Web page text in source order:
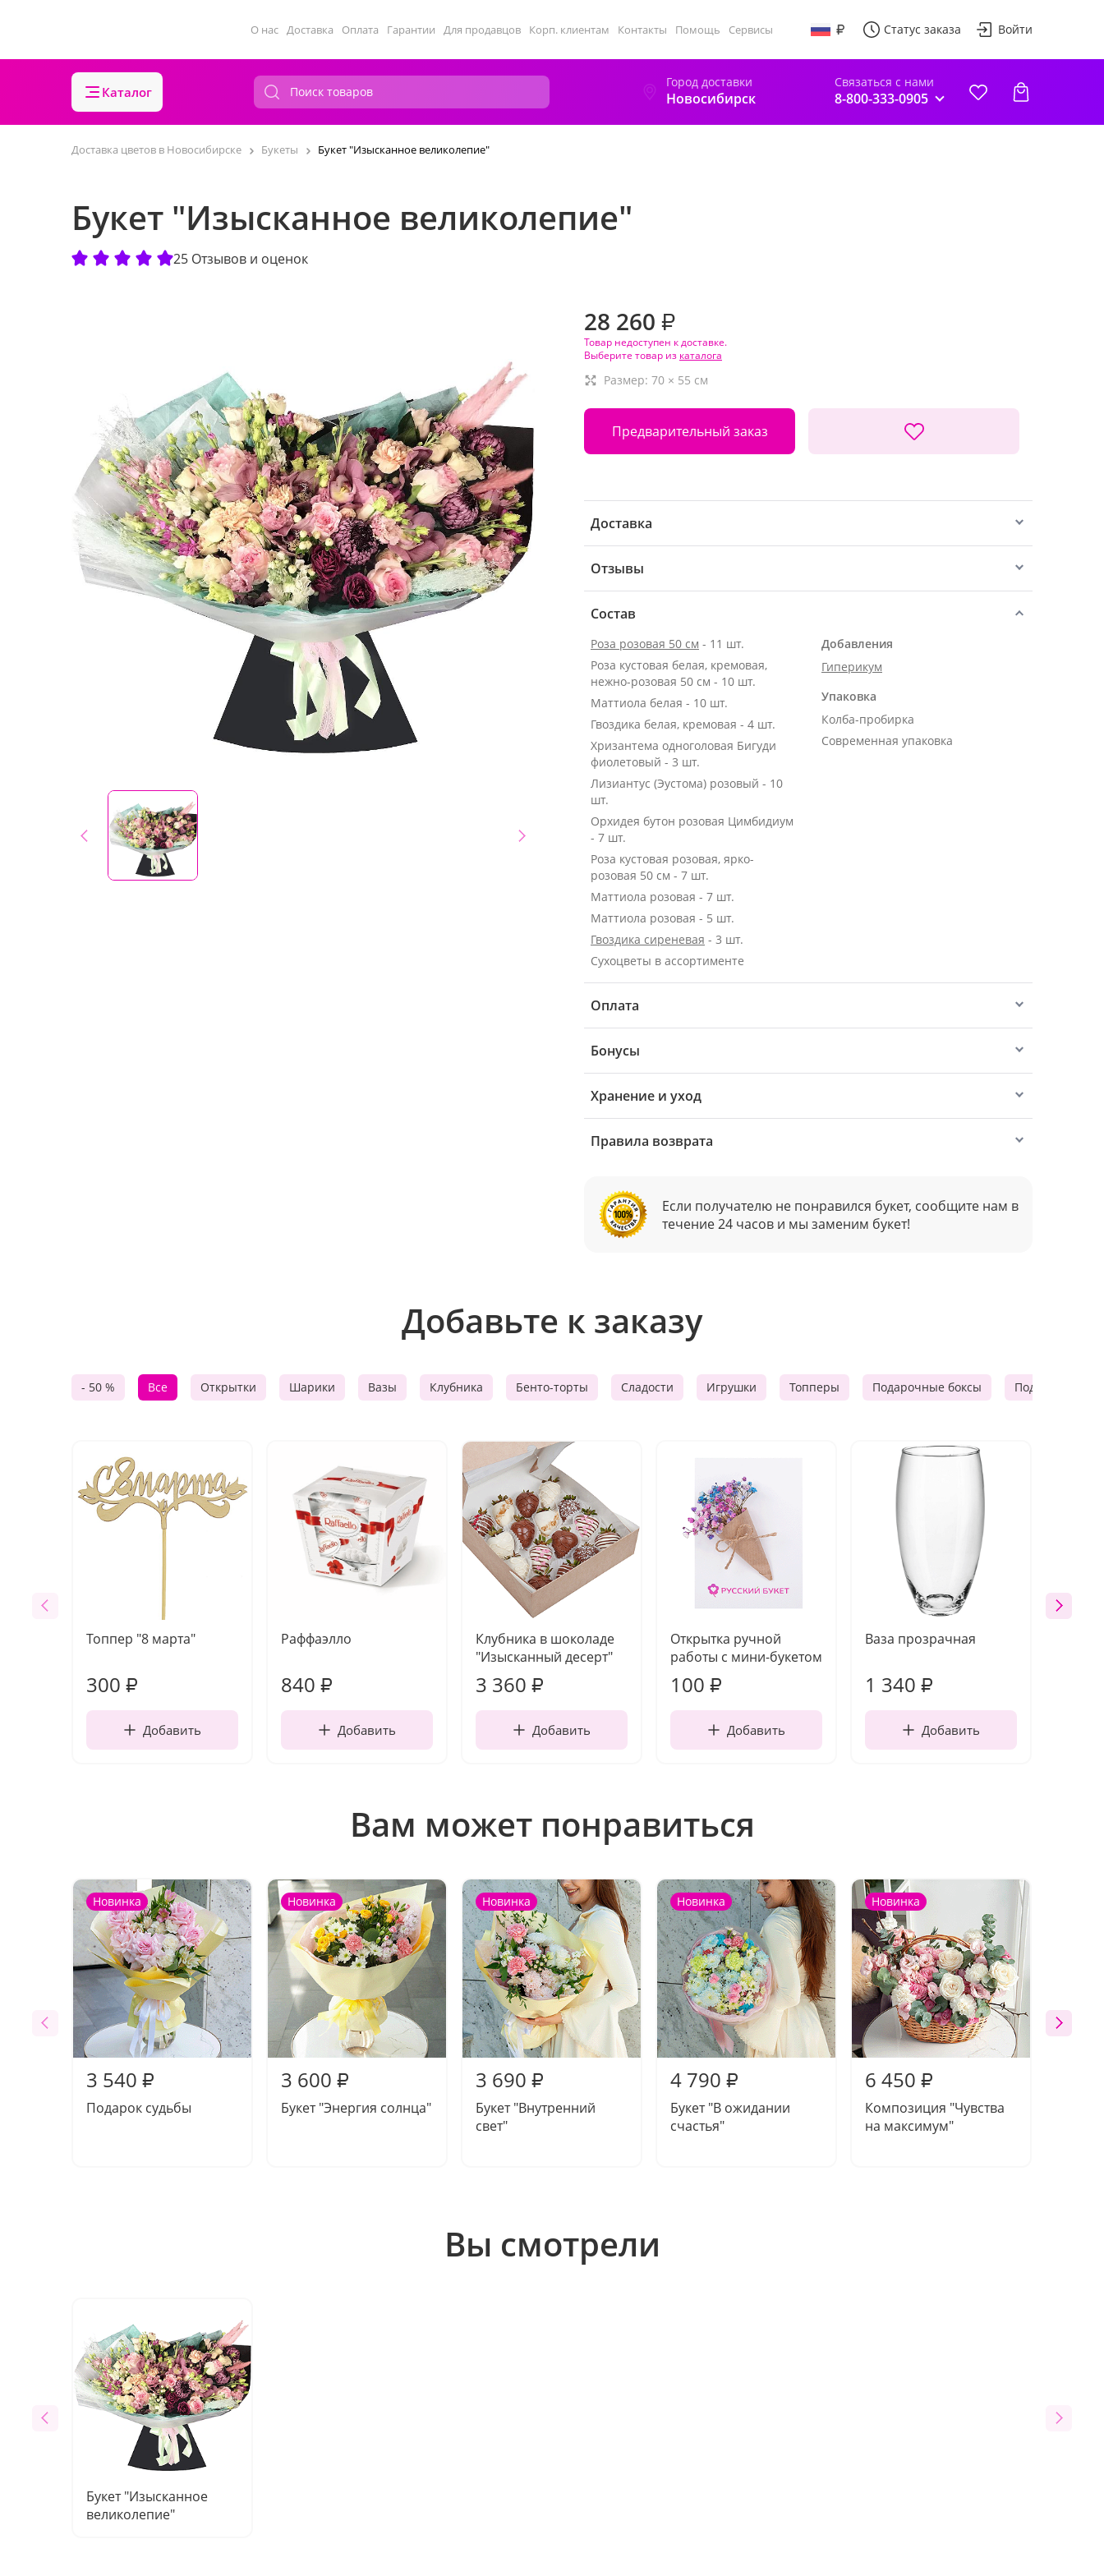
О нас Доставка Оплата Гарантии Для продавцов Корп. клиентам Контакты Помощь Сервисы Статус заказа Войти
Каталог
Город доставки
Новосибирск
Связаться с нами
8-800-333-0905
Доставка цветов в Новосибирске Букеты Букет "Изысканное великолепие"
Букет "Изысканное великолепие"
25 Отзывов и оценок
28 260 ₽
Товар недоступен к доставке.
Выберите товар из каталога
Размер: 70 × 55 см
Предварительный заказ
Доставка
Отзывы
Состав
Роза розовая 50 см - 11 шт.
Роза кустовая белая, кремовая,
нежно-розовая 50 см - 10 шт.
Маттиола белая - 10 шт.
Гвоздика белая, кремовая - 4 шт.
Хризантема одноголовая Бигуди
фиолетовый - 3 шт.
Лизиантус (Эустома) розовый - 10
шт.
Орхидея бутон розовая Цимбидиум
- 7 шт.
Роза кустовая розовая, ярко-
розовая 50 см - 7 шт.
Маттиола розовая - 7 шт.
Маттиола розовая - 5 шт.
Гвоздика сиреневая - 3 шт.
Сухоцветы в ассортименте
Добавления
Гиперикум
Упаковка
Колба-пробирка
Современная упаковка
Оплата
Бонусы
Хранение и уход
Правила возврата
Если получателю не понравился букет, сообщите нам в
течение 24 часов и мы заменим букет!
Добавьте к заказу
- 50 % Все Открытки Шарики Вазы Клубника Бенто-торты Сладости Игрушки Топперы Подарочные боксы Подарочные
Топпер "8 марта"
300 ₽
Добавить
Раффаэлло
840 ₽
Добавить
Клубника в шоколаде
"Изысканный десерт"
3 360 ₽
Добавить
Открытка ручной
работы с мини-букетом
100 ₽
Добавить
Ваза прозрачная
1 340 ₽
Добавить
Вам может понравиться
Новинка
3 540 ₽
Подарок судьбы
Новинка
3 600 ₽
Букет "Энергия солнца"
Новинка
3 690 ₽
Букет "Внутренний
свет"
Новинка
4 790 ₽
Букет "В ожидании
счастья"
Новинка
6 450 ₽
Композиция "Чувства
на максимум"
Вы смотрели
Букет "Изысканное
великолепие"